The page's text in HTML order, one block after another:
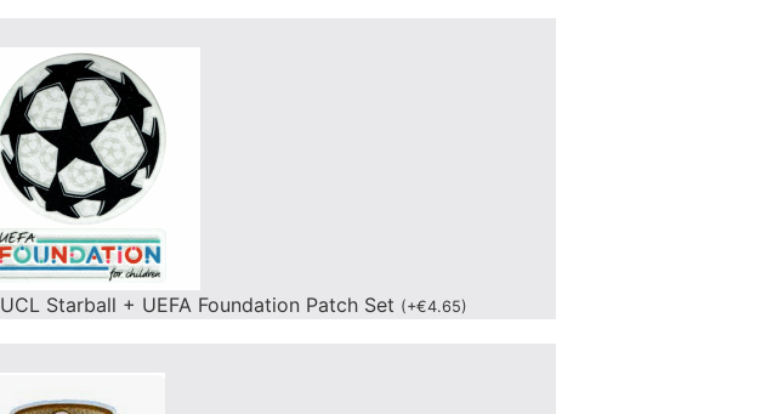
UCL Starball + UEFA Foundation Patch Set (+€4.65)